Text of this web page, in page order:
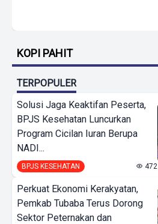
KOPI PAHIT
TERPOPULER
Solusi Jaga Keaktifan Peserta,
BPJS Kesehatan Luncurkan
Program Cicilan Iuran Berupa
NADI...
BPJS KESEHATAN 472
Perkuat Ekonomi Kerakyatan,
Pemkab Tubaba Terus Dorong
Sektor Peternakan dan